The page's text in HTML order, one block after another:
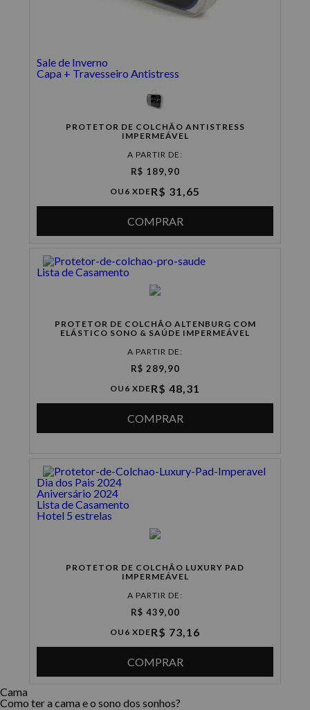
Sale de Inverno
Capa + Travesseiro Antistress
PROTETOR DE COLCHÃO ANTISTRESS
IMPERMEÁVEL
A PARTIR DE:
R$ 189,90
OU 6 XDER$ 31,65
COMPRAR
Lista de Casamento
PROTETOR DE COLCHÃO ALTENBURG COM
ELÁSTICO SONO & SAÚDE IMPERMEÁVEL
A PARTIR DE:
R$ 289,90
OU 6 XDER$ 48,31
COMPRAR
Dia dos Pais 2024
Aniversário 2024
Lista de Casamento
Hotel 5 estrelas
PROTETOR DE COLCHÃO LUXURY PAD
IMPERMEÁVEL
A PARTIR DE:
R$ 439,00
OU 6 XDER$ 73,16
COMPRAR
Cama
Como ter a cama e o sono dos sonhos?